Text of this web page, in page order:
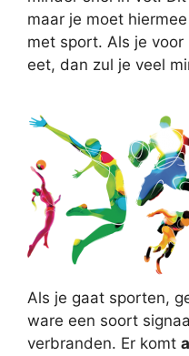
maar je moet
met sport. Als je
eet, dan zul je veel
Als je gaat sporten,
ware een soort
verbranden. Er komt